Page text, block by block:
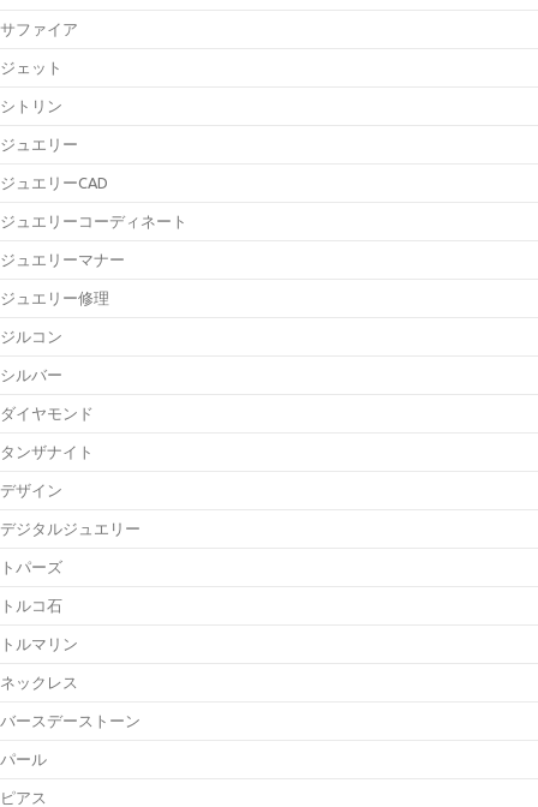
サファイア
ジェット
シトリン
ジュエリー
ジュエリーCAD
ジュエリーコーディネート
ジュエリーマナー
ジュエリー修理
ジルコン
シルバー
ダイヤモンド
タンザナイト
デザイン
デジタルジュエリー
トパーズ
トルコ石
トルマリン
ネックレス
バースデーストーン
パール
ピアス